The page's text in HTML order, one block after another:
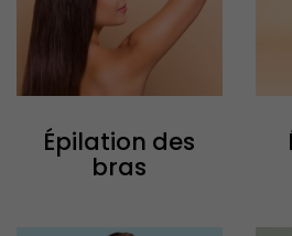
Épilation des
bras